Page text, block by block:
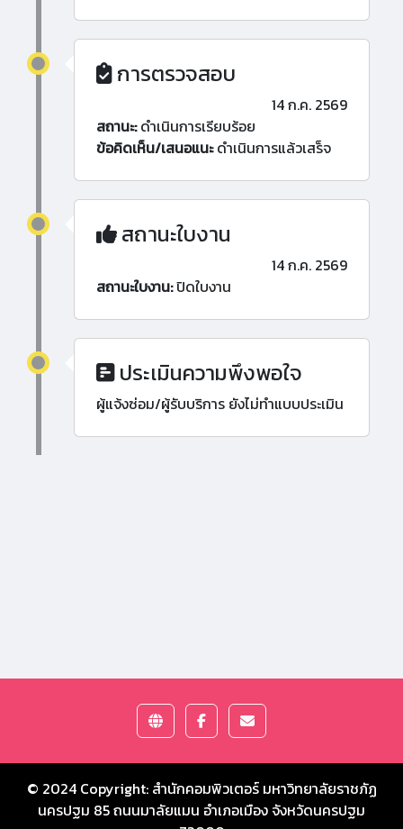
การตรวจสอบ
14 ก.ค. 2569
สถานะ:ดำเนินการเรียบร้อย
ข้อคิดเห็น/เสนอแนะดำเนินการแล้วเสร็จ
สถานะใบงาน
14 ก.ค. 2569
สถานะใบงาน:ปิดใบงาน
ประเมินความพึงพอใจ
ผู้แจ้งซ่อม/ผู้รับบริการ ยังไม่ทำแบบประเมิน
© 2024 Copyright: สำนักคอมพิวเตอร์ มหาวิทยาลัยราชภัฏ
นครปฐม 85 ถนนมาลัยแมน อำเภอเมือง จังหวัดนครปฐม